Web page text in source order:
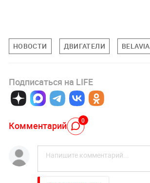
НОВОСТИ ДВИГАТЕЛИ BELAVIA
Подписаться на LIFE
Комментарий 0